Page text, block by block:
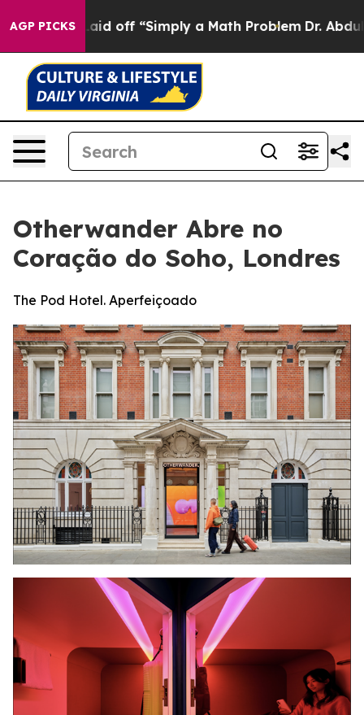
AGP PICKS
Laid off “Simply a Math Problem Dr. Abdul El-
Otherwander Abre no
Coração do Soho, Londres
The Pod Hotel. Aperfeiçoado